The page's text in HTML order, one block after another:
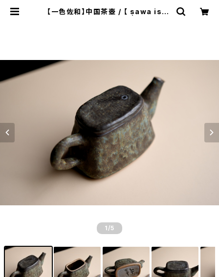
【一色佐和】中国茶壺 / 【 sawa issh
1 /5